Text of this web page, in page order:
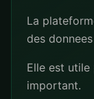
La
des
Elle est
important.